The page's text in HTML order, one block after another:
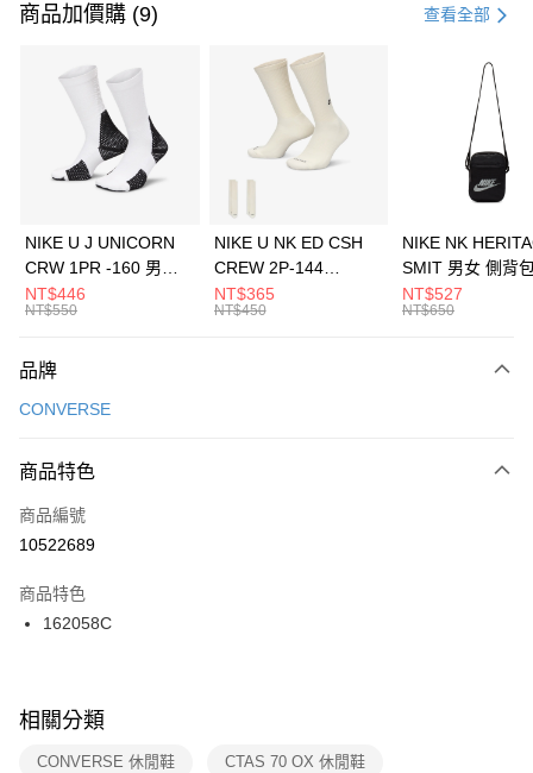
信用卡一次付款
3 期 0 利率 每期 21家銀行
合作金庫商業銀行
第一商業銀行
華南商業銀行
彰化商業銀行
上海商業儲蓄銀行
元大商業銀行
台灣樂天信用卡公司
Apple Pay
全盈+PAY
AFTEE先享後付
【關於「AFTEE先享後付」】
便利好安心！
３．安心：先確認商品／服務後，再付款。
【「AFTEE先享後付」結帳流程】
１．於結帳方式選擇「AFTEE先享後付」後，將跳轉至「AFTEE先享後付」
２．訂單成立數日內，您將收到繳費通知簡訊。
３．收到繳費通知簡訊後14天內，點擊此簡訊中的連結，可透過四大超商／
ATM／網路銀行／等多元方式進行付款，方視為交易完成。
※ 交易是否成功請以「AFTEE先享後付 」之結帳頁面顯示為準，若有關於
是否繳費成功／繳費後需取消欲退款等相關疑問，請聯繫「AFTEE先享後付
客戶支援中心」 https://netprotections.freshdesk.com/support/home
運送方式
每筆NT$100，滿NT$1,500(含以上)免運費
宅配
每筆NT$100，滿NT$1,500(含以上)免運費
付款後門市自取
每筆NT$100，滿NT$1,500(含以上)免運費
商品加價購 (9) 查看全部
NIKE U J UNICORN
CRW 1PR -160 男女
中統襪 FZ3393100
NT$446
NT$550
NIKE U NK ED CSH
CREW 2P-144
EMBRDY 男女 短統襪
FZ3073133
NT$365
NT$450
NIKE NK
SMIT 男女 側背
BA5871010
NT$527
NT$650
品牌
CONVERSE
商品特色
商品編號
10522689
商品特色
162058C
相關分類
CONVERSE 休閒鞋 CTAS 70 OX 休閒鞋